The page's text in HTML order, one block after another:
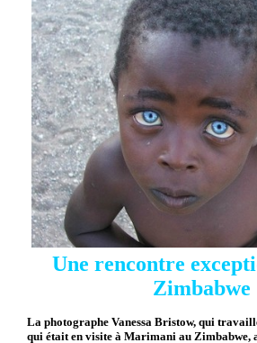
Une rencontre
Zimbabwe
La photographe Vanessa Bristow, qui
qui était en visite à Marimani au Zimbabwe,